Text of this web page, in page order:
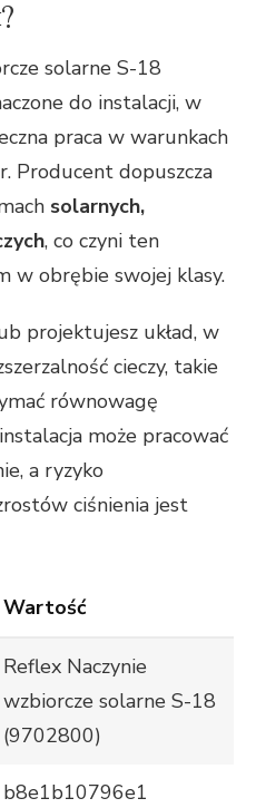
solarne S-18
do instalacji, w
praca w warunkach
Producent dopuszcza
solarnych,
, co czyni ten
w obrębie swojej klasy.
projektujesz układ, w
cieczy, takie
równowagę
może pracować
a ryzyko
ciśnienia jest
Wartość
Reflex Naczynie
wzbiorcze solarne S-18
(9702800)
b8e1b10796e1